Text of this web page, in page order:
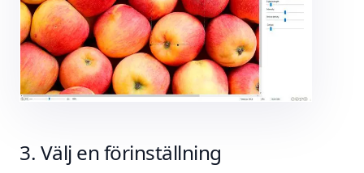
Välj en förinställning